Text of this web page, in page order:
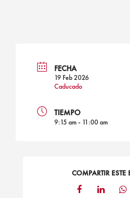
FECHA
19 Feb 2026
Caducado
TIEMPO
9:15 am - 11:00 am
COMPARTIR ESTE